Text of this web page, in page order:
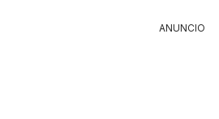
ANUNCIO